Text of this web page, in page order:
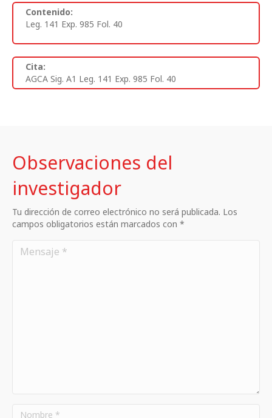
Contenido:
Leg. 141 Exp. 985 Fol. 40
Cita:
AGCA Sig. A1 Leg. 141 Exp. 985 Fol. 40
Observaciones del
investigador
Tu dirección de correo electrónico no será publicada. Los
campos obligatorios están marcados con *